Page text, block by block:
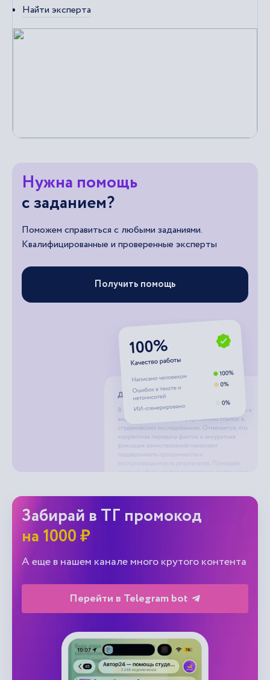
Найти эксперта
Нужна помощь
с заданием?
Поможем справиться с любыми заданиями.
Квалифицированные и проверенные эксперты
Получить помощь
Забирай в ТГ промокод
на 1000 ₽
А еще в нашем канале много крутого контента
Перейти в Telegram bot